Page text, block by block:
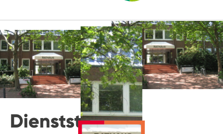
Dienststelle